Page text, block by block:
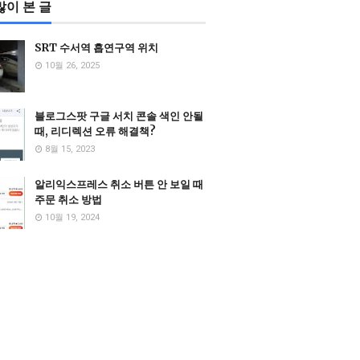
이 본 글
SRT 수서역 흡연구역 위치
10월 26, 2025
블로그스팟 구글 서치 콘솔 색인 안될
때, 리디렉션 오류 해결책?
8월 15, 2023
알리익스프레스 취소 버튼 안 보일 때
주문 취소 방법
10월 19, 2024